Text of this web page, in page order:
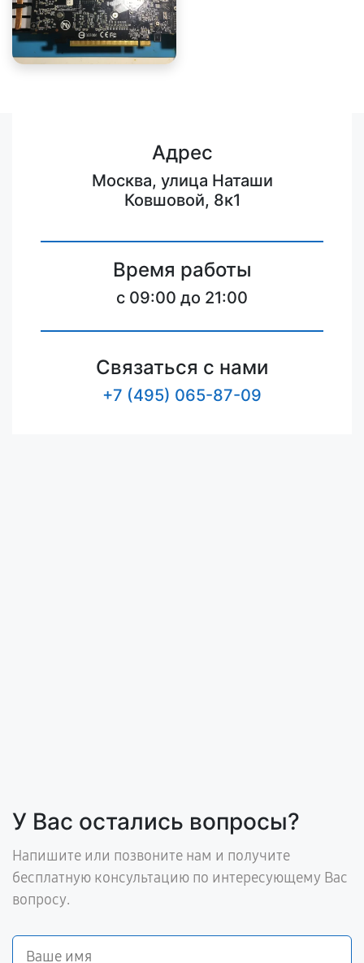
Адрес
Москва, улица Наташи
Ковшовой, 8к1
Время работы
c 09:00 до 21:00
Связаться с нами
+7 (495) 065-87-09
У Вас остались вопросы?
Напишите или позвоните нам и получите
бесплатную консультацию по интересующему Вас
вопросу.